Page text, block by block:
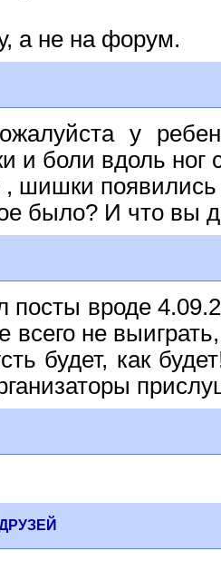
а не на форум.
у
и боли вдоль ног
шишки появились
было? И что вы
посты вроде
всего не
будет, как